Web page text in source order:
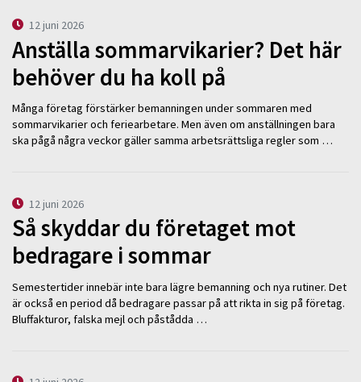
12 juni 2026
Anställa sommarvikarier? Det här
behöver du ha koll på
Många företag förstärker bemanningen under sommaren med
sommarvikarier och feriearbetare. Men även om anställningen bara
ska pågå några veckor gäller samma arbetsrättsliga regler som …
12 juni 2026
Så skyddar du företaget mot
bedragare i sommar
Semestertider innebär inte bara lägre bemanning och nya rutiner. Det
är också en period då bedragare passar på att rikta in sig på företag.
Bluffakturor, falska mejl och påstådda …